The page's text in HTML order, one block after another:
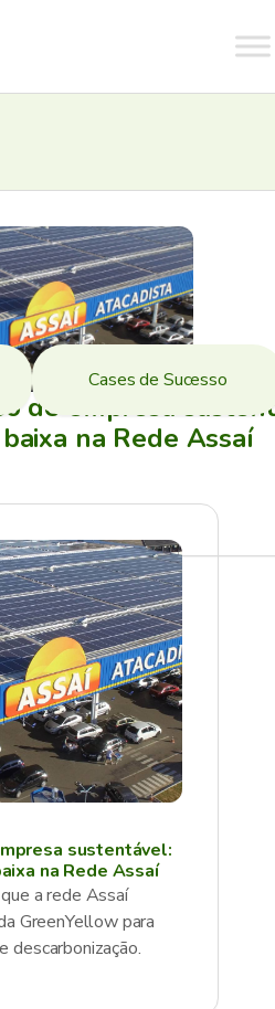
de empresa
na Rede Assaí
Cases de Sucesso
sustentável:
na Rede Assaí
a rede Assaí
GreenYellow para
descarbonização.